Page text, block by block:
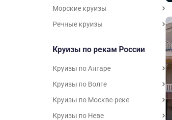
Морские круизы
Речные круизы
Круизы по рекам России
Круизы по Ангаре
Круизы по Волге
Круизы по Москве-реке
Круизы по Неве